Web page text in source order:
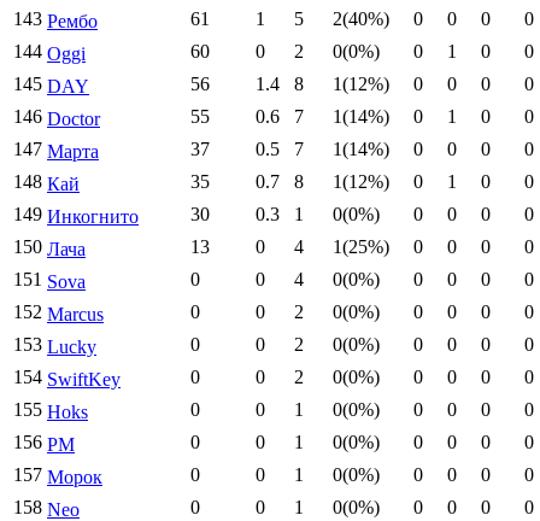
143 Рембо 61 1 5 2(40%) 0 0 0
0
144 Oggi 60 0 2 0(0%) 0 1 0
0
145 DAY 56 1.4 8 1(12%) 0 0 0
0
146 Doctor 55 0.6 7 1(14%) 0 1 0
0
147 Марта 37 0.5 7 1(14%) 0 0 0
0
148 Кай 35 0.7 8 1(12%) 0 1 0
0
149 Инкогнито 30 0.3 1 0(0%) 0 0 0
0
150 Лача 13 0 4 1(25%) 0 0 0
0
151 Sova 0 0 4 0(0%) 0 0 0
0
152 Marcus 0 0 2 0(0%) 0 0 0
0
153 Lucky 0 0 2 0(0%) 0 0 0
0
154 SwiftKey 0 0 2 0(0%) 0 0 0
0
155 Hoks 0 0 1 0(0%) 0 0 0
0
156 PM 0 0 1 0(0%) 0 0 0
0
157 Морок 0 0 1 0(0%) 0 0 0
0
158 Neo 0 0 1 0(0%) 0 0 0
0